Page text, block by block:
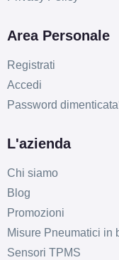
Area Personale
Registrati
Accedi
Password
L'azienda
Chi siamo
Blog
Promozioni
Misure Pneumatici in
Sensori TPMS